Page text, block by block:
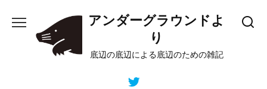
content
アンダーグラウンドよ
り
底辺の底辺による底辺のための雑記